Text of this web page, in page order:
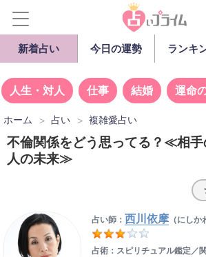
新着占い 今日の運勢 ランキ
人生・対人 仕事 結婚 運命
ホーム 占い 複雑愛占い
不倫関係をどう思ってる？≪相手
人の未来≫
占い師： 西川依摩（にしか
占術：スピリチュアル鑑定／